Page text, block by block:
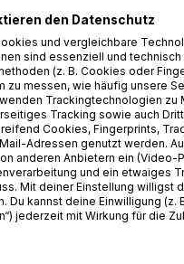
zu arbeiten. Es erinnert
weiterzumachen.
Durch das Festhalten von
Dir, Strategien für
Indem Du Deine Erfolge
erinnern, was Du bereits
Über einen längeren
Fortschritte. Es macht
Perspektive auf die
Du bist ein großartiger
Glaube an Dich und Deine
den Datenschutz
und vergleichbare
sind essenziell und
(z. B. Cookies oder
zu messen, wie häufig unsere
Trackingtechnologien
Tracking sowie auch
Cookies, Fingerprints,
Adressen genutzt werden.
anderen Anbietern ein (Video-
und ein etwaiges
Mit deiner Einstellung willigst
Du kannst deine Einwilligung (z.
jederzeit mit Wirkung für die